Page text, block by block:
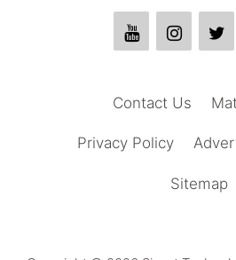
Contact Us
Privacy Policy
Sitemap